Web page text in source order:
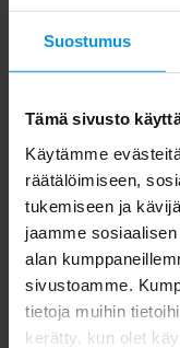
Suostumus
Tämä sivusto
Käytämme
räätälöimiseen,
tukemiseen ja
jaamme
alan
sivustoamme.
tietoja muihin
kerätty, kun olet
Alueen tv-
karttapalvelusta.
Digita
haittaa.
Digita